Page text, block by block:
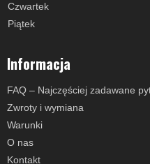
Czwartek
Piątek
Informacja
FAQ – Najczęściej zadawane
Zwroty i wymiana
Warunki
O nas
Kontakt